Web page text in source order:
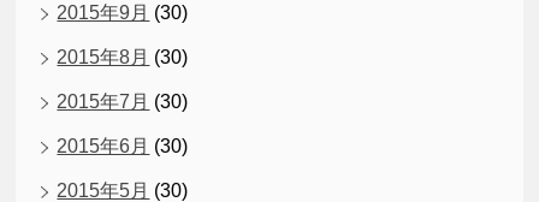
2015年9月 (30)
2015年8月 (30)
2015年7月 (30)
2015年6月 (30)
2015年5月 (30)